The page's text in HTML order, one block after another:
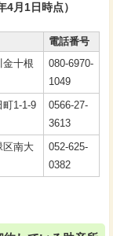
月1日時点）
電話番号
十根
080-6970-
1049
1-1-9
0566-27-
3613
南大
052-625-
0382